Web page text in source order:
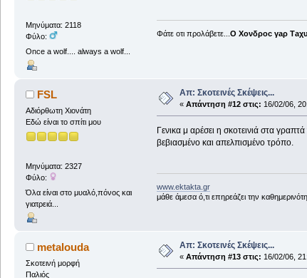
Μηνύματα: 2118
Φύλο:
Once a wolf.... always a wolf...
Φάτε οτι προλάβετε... Ο Χονδροc γaρ
FSL
Αδιόρθωτη Xιονάτη
Εδώ είναι το σπίτι μου
Μηνύματα: 2327
Φύλο:
Όλα είναι στο μυαλό,πόνος και
γιατρειά...
Απ: Σκοτεινές Σκέψεις...
« Απάντηση #12 στις: 16/02/06,
Γενικα μ αρέσει η σκοτεινιά στα
βεβιασμένο και απελπισμένο τρόπο.
www.ektakta.gr
μάθε άμεσα ό,τι επηρεάζει την
metalouda
Σκοτεινή μορφή
Παλιός
Απ: Σκοτεινές Σκέψεις...
« Απάντηση #13 στις: 16/02/06,